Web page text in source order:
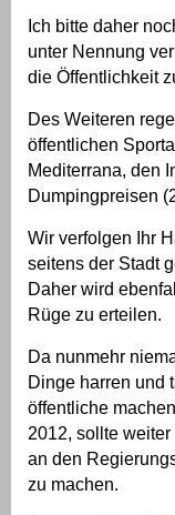
Ich bitte daher
unter Nennung
die Öffentlichkeit
Des Weiteren
öffentlichen
Mediterrana, den
Dumpingpreisen
Wir verfolgen Ihr
seitens der Stadt
Daher wird
Rüge zu erteilen.
Da nunmehr
Dinge harren und
öffentliche
2012, sollte
an den
zu machen.